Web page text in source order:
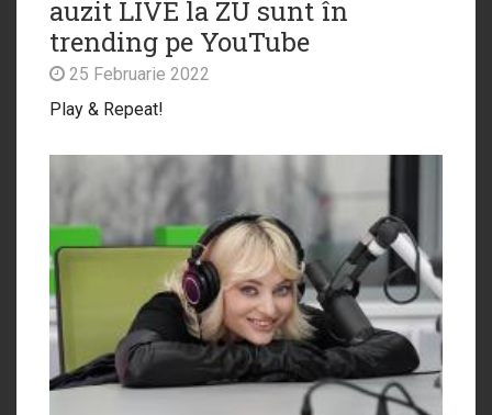
auzit LIVE la ZU sunt în
trending pe YouTube
25 Februarie 2022
Play & Repeat!